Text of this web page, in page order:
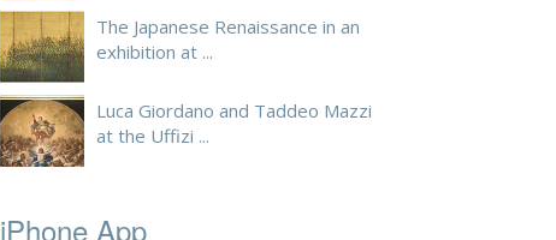
The Japanese Renaissance in an
exhibition at ...
Luca Giordano and Taddeo Mazzi
at the Uffizi ...
iPhone App